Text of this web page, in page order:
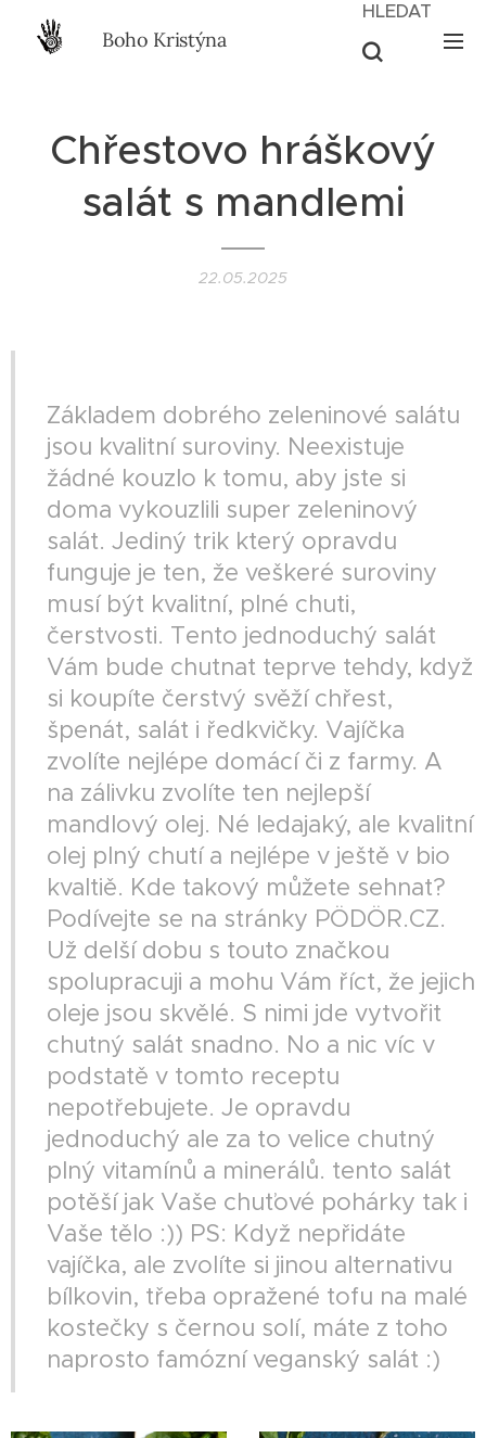
Boho Kristýna
HLEDAT
Chřestovo hráškový
salát s mandlemi
22.05.2025
Základem dobrého zeleninové salátu
jsou kvalitní suroviny. Neexistuje
žádné kouzlo k tomu, aby jste si
doma vykouzlili super zeleninový
salát. Jediný trik který opravdu
funguje je ten, že veškeré suroviny
musí být kvalitní, plné chuti,
čerstvosti. Tento jednoduchý salát
Vám bude chutnat teprve tehdy, když
si koupíte čerstvý svěží chřest,
špenát, salát i ředkvičky. Vajíčka
zvolíte nejlépe domácí či z farmy. A
na zálivku zvolíte ten nejlepší
mandlový olej. Né ledajaký, ale kvalitní
olej plný chutí a nejlépe v ještě v bio
kvaltiě. Kde takový můžete sehnat?
Podívejte se na stránky PÖDÖR.CZ.
Už delší dobu s touto značkou
spolupracuji a mohu Vám říct, že jejich
oleje jsou skvělé. S nimi jde vytvořit
chutný salát snadno. No a nic víc v
podstatě v tomto receptu
nepotřebujete. Je opravdu
jednoduchý ale za to velice chutný
plný vitamínů a minerálů. tento salát
potěší jak Vaše chuťové pohárky tak i
Vaše tělo :)) PS: Když nepřidáte
vajíčka, ale zvolíte si jinou alternativu
bílkovin, třeba opražené tofu na malé
kostečky s černou solí, máte z toho
naprosto famózní veganský salát :)